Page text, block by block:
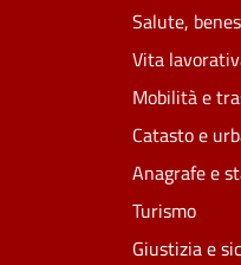
Salute,
Vita
Mobilità e
Catasto e
Anagrafe e
Turismo
Giustizia e